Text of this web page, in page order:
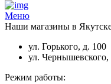
Меню
Наши магазины в
ул. Горького, д. 100
ул. Чернышевского,
Режим работы: